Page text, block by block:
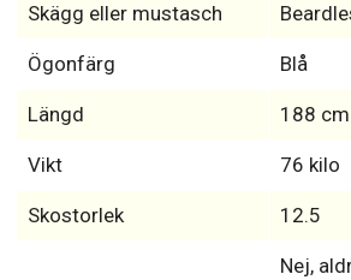
Skägg eller mustasch
Ögonfärg Blå
Längd 188 cm
Vikt 76 kilo
Skostorlek 12.5
Nej,